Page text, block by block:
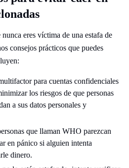
eres víctima de una estafa de
consejos prácticos que puedes
para cuentas confidenciales
los riesgos de que personas
a sus datos personales y
que llaman WHO parezcan
en pánico si alguien intenta
dinero.